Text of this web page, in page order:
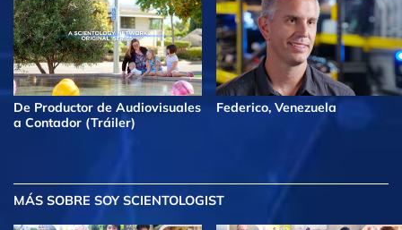
De Productor de Audiovisuales
a Contador (Tráiler)
Federico, Venezuela
MÁS SOBRE SOY SCIENTOLOGIST